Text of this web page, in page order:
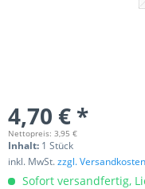
4,70 € *
Nettopreis: 3,95 €
Inhalt: 1 Stück
inkl. MwSt.zzgl. Versandkosten
Sofort versandfertig,